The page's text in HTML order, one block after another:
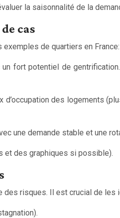
la saisonnalité de la
cas
de quartiers en France:
fort potentiel de
des logements
une demande stable et
et des graphiques si possible).
risques. Il est crucial de les